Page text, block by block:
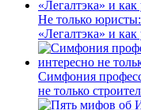
Не только
«Легалтэка» и как
Симфония
не только